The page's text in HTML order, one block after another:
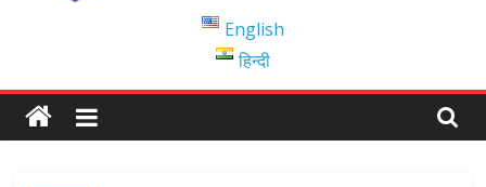
Blockchain
Easy
to
English
हिन्दी